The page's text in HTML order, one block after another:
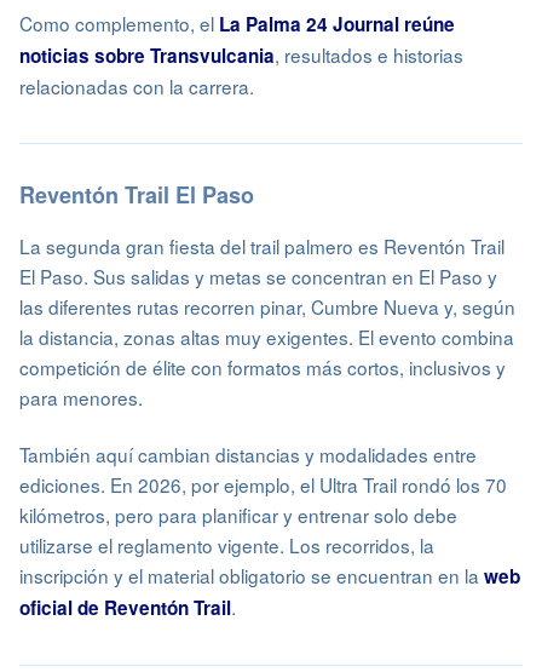
Como complemento, el La Palma 24 Journal reúne
noticias sobre Transvulcania, resultados e historias
relacionadas con la carrera.
Reventón Trail El Paso
La segunda gran fiesta del trail palmero es Reventón Trail
El Paso. Sus salidas y metas se concentran en El Paso y
las diferentes rutas recorren pinar, Cumbre Nueva y, según
la distancia, zonas altas muy exigentes. El evento combina
competición de élite con formatos más cortos, inclusivos y
para menores.
También aquí cambian distancias y modalidades entre
ediciones. En 2026, por ejemplo, el Ultra Trail rondó los 70
kilómetros, pero para planificar y entrenar solo debe
utilizarse el reglamento vigente. Los recorridos, la
inscripción y el material obligatorio se encuentran en laweb
oficial de Reventón Trail.